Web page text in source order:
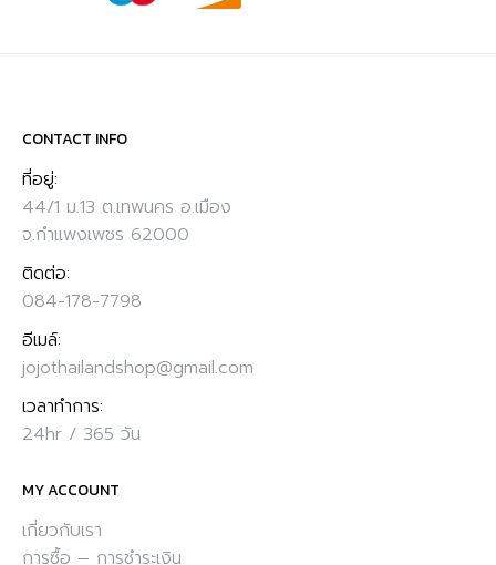
CONTACT INFO
ที่อยู่:
44/1 ม.13 ต.เทพนคร อ.เมือง
จ.กำแพงเพชร 62000
ติดต่อ:
084-178-7798
อีเมล์:
jojothailandshop@gmail.com
เวลาทำการ:
24hr / 365 วัน
MY ACCOUNT
เกี่ยวกับเรา
การซื้อ – การชำระเงิน